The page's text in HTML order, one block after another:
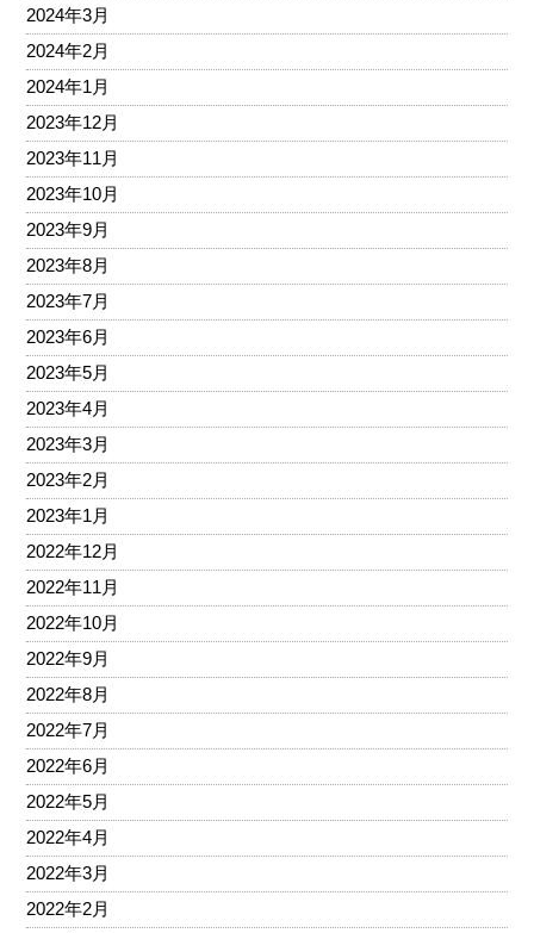
2024年3月
2024年2月
2024年1月
2023年12月
2023年11月
2023年10月
2023年9月
2023年8月
2023年7月
2023年6月
2023年5月
2023年4月
2023年3月
2023年2月
2023年1月
2022年12月
2022年11月
2022年10月
2022年9月
2022年8月
2022年7月
2022年6月
2022年5月
2022年4月
2022年3月
2022年2月